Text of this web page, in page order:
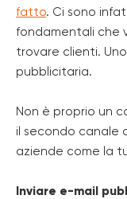
fatto. Ci sono
fondamentali che
trovare clienti.
pubblicitaria.
Non è proprio un
il secondo canale
aziende come la
Inviare e-mail